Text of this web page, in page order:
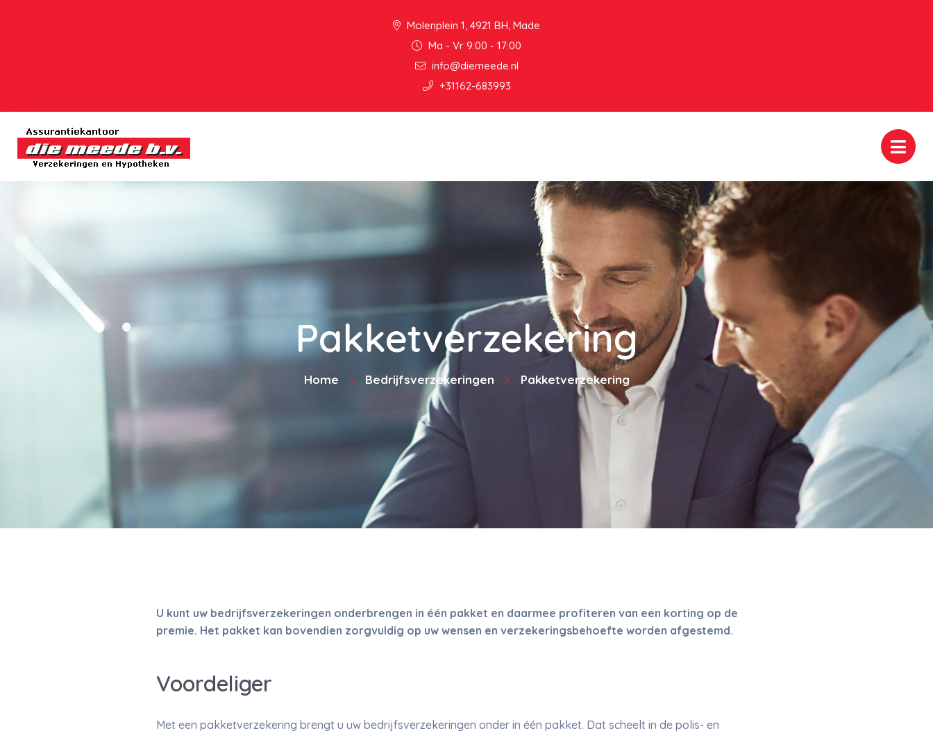
Molenplein 1, 4921 BH, Made
Ma - Vr 9:00 - 17:00
info@diemeede.nl
+31162-683993
Pakketverzekering
Home Bedrijfsverzekeringen Pakketverzekering
U kunt uw bedrijfsverzekeringen onderbrengen in één pakket en daarmee profiteren van een korting op de
premie. Het pakket kan bovendien zorgvuldig op uw wensen en verzekeringsbehoefte worden afgestemd.
Voordeliger
Met een pakketverzekering brengt u uw bedrijfsverzekeringen onder in één pakket. Dat scheelt in de polis- en